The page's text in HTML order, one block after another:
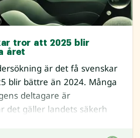
tror att 2025 blir
året
är det få svenskar
blir bättre än 2024. Många
deltagare är
det gäller landets säkerh